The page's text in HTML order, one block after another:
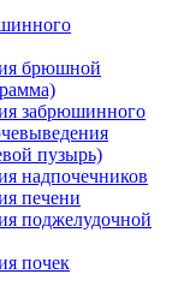
брюшной
забрюшинного
пузырь)
надпочечников
печени
поджелудочной
почек